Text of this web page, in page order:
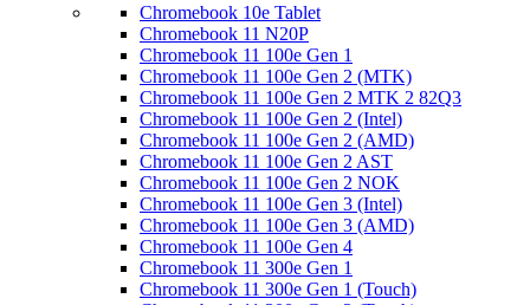
Chromebook 10e Tablet
Chromebook 11 N20P
Chromebook 11 100e Gen 1
Chromebook 11 100e Gen 2 (MTK)
Chromebook 11 100e Gen 2 MTK 2 82Q3
Chromebook 11 100e Gen 2 (Intel)
Chromebook 11 100e Gen 2 (AMD)
Chromebook 11 100e Gen 2 AST
Chromebook 11 100e Gen 2 NOK
Chromebook 11 100e Gen 3 (Intel)
Chromebook 11 100e Gen 3 (AMD)
Chromebook 11 100e Gen 4
Chromebook 11 300e Gen 1
Chromebook 11 300e Gen 1 (Touch)